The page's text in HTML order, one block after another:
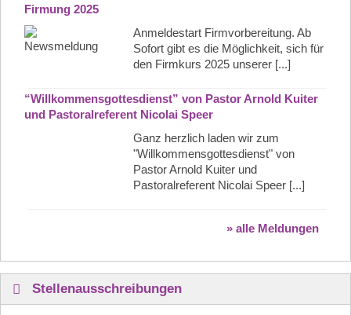
Firmung 2025
Anmeldestart Firmvorbereitung. Ab
Sofort gibt es die Möglichkeit, sich für
den Firmkurs 2025 unserer [...]
“Willkommensgottesdienst” von Pastor Arnold Kuiter
und Pastoralreferent Nicolai Speer
Ganz herzlich laden wir zum
"Willkommensgottesdienst" von
Pastor Arnold Kuiter und
Pastoralreferent Nicolai Speer [...]
» alle Meldungen
Stellenausschreibungen